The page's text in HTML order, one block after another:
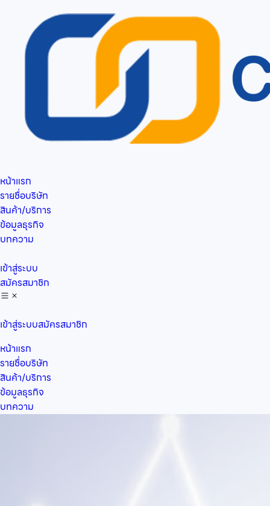
หน้าแรก
รายชื่อบริษัท
สินค้า/บริการ
ข้อมูลธุรกิจ
บทความ
เข้าสู่ระบบ
สมัครสมาชิก
เข้าสู่ระบบสมัครสมาชิก
หน้าแรก
รายชื่อบริษัท
สินค้า/บริการ
ข้อมูลธุรกิจ
บทความ